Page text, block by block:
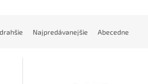
Najpredávanejšie Abecedne